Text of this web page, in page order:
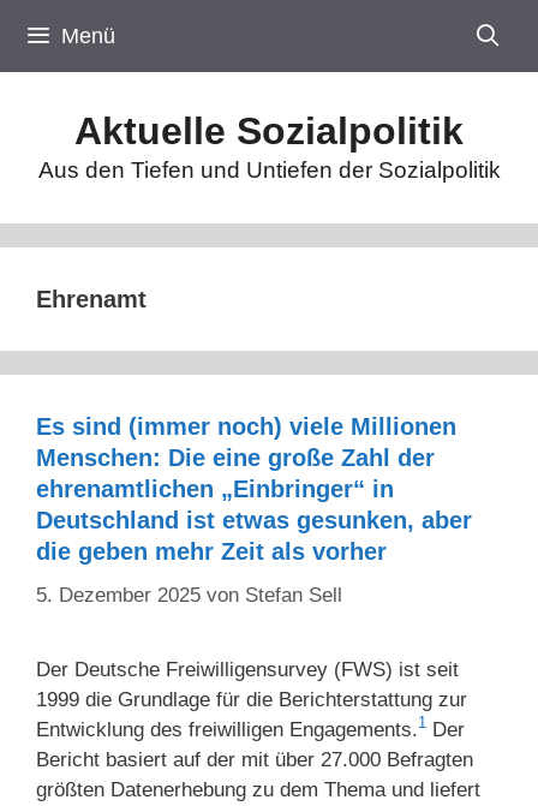
Inhalt
springen
Menü
Aktuelle Sozialpolitik
Aus den Tiefen und Untiefen der Sozialpolitik
Ehrenamt
Es sind (immer noch) viele Millionen
Menschen: Die eine große Zahl der
ehrenamtlichen „Einbringer“ in
Deutschland ist etwas gesunken, aber
die geben mehr Zeit als vorher
5. Dezember 2025 von Stefan Sell
Der Deutsche Freiwilligensurvey (FWS) ist seit
1999 die Grundlage für die Berichterstattung zur
Entwicklung des freiwilligen Engagements.1 Der
Bericht basiert auf der mit über 27.000 Befragten
größten Datenerhebung zu dem Thema und liefert